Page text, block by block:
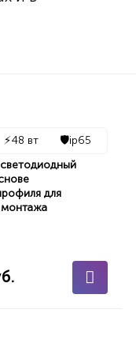
⚡48 вт 🛡️ip65
для
монтажа